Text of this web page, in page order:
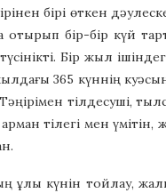
бірі өткен
бір-бір күй
Бір жыл
365 күннің
тілдесуші,
тілегі мен үмітін,
күнін тойлау,